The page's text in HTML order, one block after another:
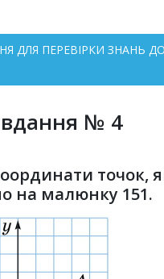
ДЛЯ ПЕРЕВІРКИ ЗНАНЬ
№ 4
точок,
на малюнку 151.